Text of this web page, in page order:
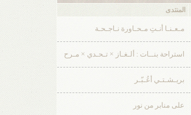
المنتدى
مـعـنـا أنـتِ مـحـاورة نـاجـحـة
استراحة بنــات : ألـغـاز × تـحـدي × مـرح
بريـشـتـي أعُـبّـر
على منابر من نور